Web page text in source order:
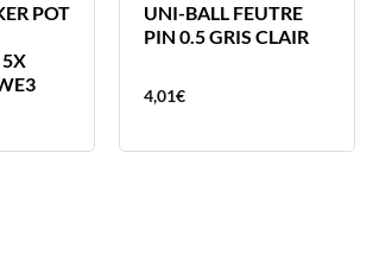
POT
5X
UNI-BALL FEUTRE
PIN 0.5 GRIS CLAIR
4,01€